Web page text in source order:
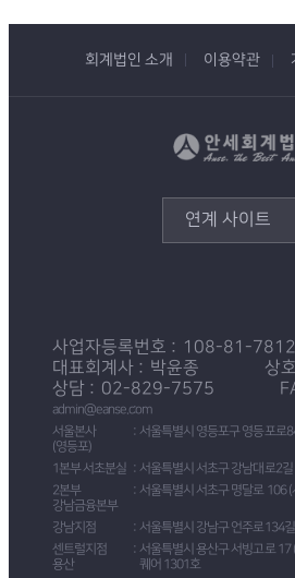
회계법인 소개 이용약관
연계 사이트
사업자등록번호
108-81-
대표회계사
박윤종 상
상담
02-829-7575
admin@eanse.com
서울본사
(영등포)
서울특별시 영등포구 영등포로
1본부 서초분실
서울특별시 서초구 강남대로2
2본부
강남금융본부
서울특별시 서초구 명달로 106
강남지점
서울특별시 강남구 언주로134
센트럴지점
용산
서울특별시 용산구 서빙고로
퀘어 1301호